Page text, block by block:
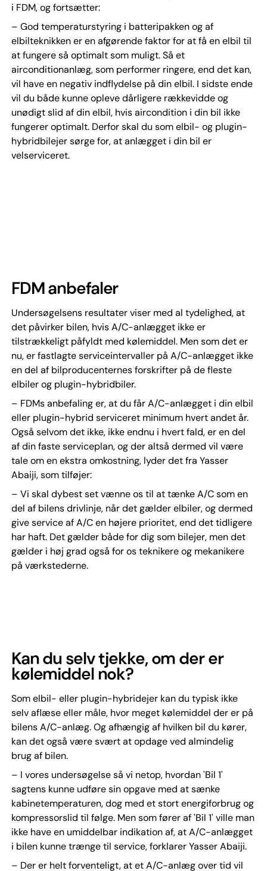
i FDM, og fortsætter:
– God temperaturstyring i batteripakken og af
elbilteknikken er en afgørende faktor for at få en elbil til
at fungere så optimalt som muligt. Så et
airconditionanlæg, som performer ringere, end det kan,
vil have en negativ indflydelse på din elbil. I sidste ende
vil du både kunne opleve dårligere rækkevidde og
unødigt slid af din elbil, hvis aircondition i din bil ikke
fungerer optimalt. Derfor skal du som elbil- og plugin-
hybridbilejer sørge for, at anlægget i din bil er
velserviceret.
FDM anbefaler
Undersøgelsens resultater viser med al tydelighed, at
det påvirker bilen, hvis A/C-anlægget ikke er
tilstrækkeligt påfyldt med kølemiddel. Men som det er
nu, er fastlagte serviceintervaller på A/C-anlægget ikke
en del af bilproducenternes forskrifter på de fleste
elbiler og plugin-hybridbiler.
– FDMs anbefaling er, at du får A/C-anlægget i din elbil
eller plugin-hybrid serviceret minimum hvert andet år.
Også selvom det ikke, ikke endnu i hvert fald, er en del
af din faste serviceplan, og der altså dermed vil være
tale om en ekstra omkostning, lyder det fra Yasser
Abaiji, som tilføjer:
– Vi skal dybest set vænne os til at tænke A/C som en
del af bilens drivlinje, når det gælder elbiler, og dermed
give service af A/C en højere prioritet, end det tidligere
har haft. Det gælder både for dig som bilejer, men det
gælder i høj grad også for os teknikere og mekanikere
på værkstederne.
Kan du selv tjekke, om der er
kølemiddel nok?
Som elbil- eller plugin-hybridejer kan du typisk ikke
selv aflæse eller måle, hvor meget kølemiddel der er på
bilens A/C-anlæg. Og afhængig af hvilken bil du kører,
kan det også være svært at opdage ved almindelig
brug af bilen.
– I vores undersøgelse så vi netop, hvordan 'Bil 1'
sagtens kunne udføre sin opgave med at sænke
kabinetemperaturen, dog med et stort energiforbrug og
kompressorslid til følge. Men som fører af 'Bil 1' ville man
ikke have en umiddelbar indikation af, at A/C-anlægget
i bilen kunne trænge til service, forklarer Yasser Abaiji.
– Der er helt forventeligt, at et A/C-anlæg over tid vil